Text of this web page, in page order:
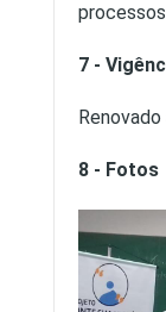
7 -
8 - Fotos